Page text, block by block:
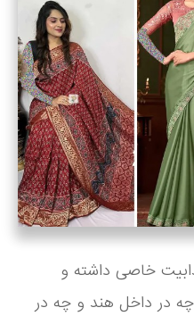
خاصی داشته و
چه در داخل هند و چه در